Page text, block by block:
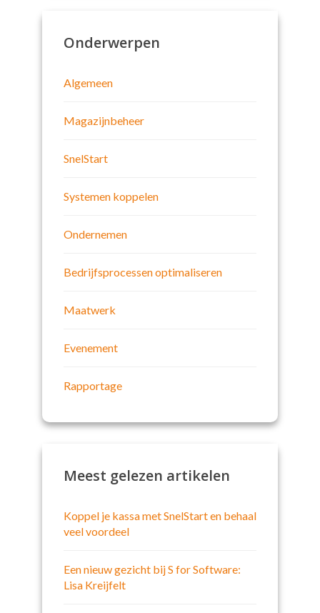
Onderwerpen
Algemeen
Magazijnbeheer
SnelStart
Systemen koppelen
Ondernemen
Bedrijfsprocessen optimaliseren
Maatwerk
Evenement
Rapportage
Meest gelezen artikelen
Koppel je kassa met SnelStart en behaal
veel voordeel
Een nieuw gezicht bij S for Software:
Lisa Kreijfelt